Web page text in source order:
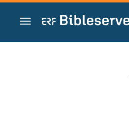
Spring naar inhoud